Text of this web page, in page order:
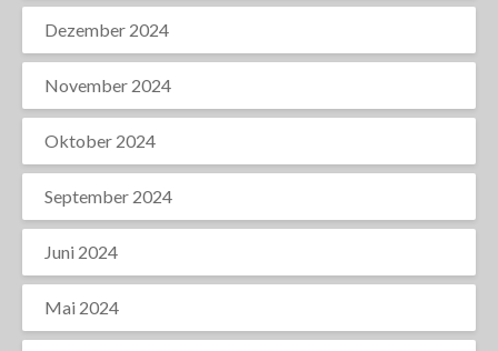
Dezember 2024
November 2024
Oktober 2024
September 2024
Juni 2024
Mai 2024